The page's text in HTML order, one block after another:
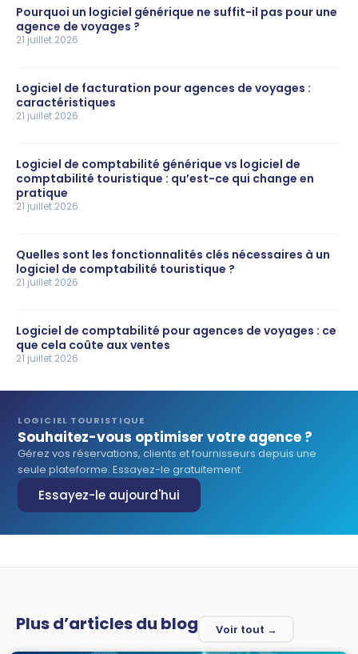
Pourquoi un logiciel générique ne suffit-il pas pour une
agence de voyages ?
21 juillet 2026
Logiciel de facturation pour agences de voyages :
caractéristiques
21 juillet 2026
Logiciel de comptabilité générique vs logiciel de
comptabilité touristique : qu’est-ce qui change en
pratique
21 juillet 2026
Quelles sont les fonctionnalités clés nécessaires à un
logiciel de comptabilité touristique ?
21 juillet 2026
Logiciel de comptabilité pour agences de voyages : ce
que cela coûte aux ventes
21 juillet 2026
LOGICIEL TOURISTIQUE
Souhaitez-vous optimiser votre agence ?
Gérez vos réservations, clients et fournisseurs depuis une
seule plateforme. Essayez-le gratuitement.
Essayez-le aujourd'hui
Plus d’articles du blog Voir tout →